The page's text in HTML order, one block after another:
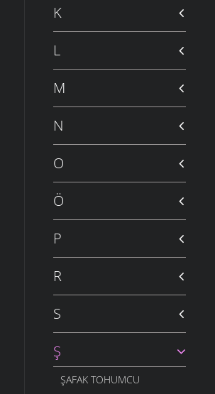
K
L
M
N
O
Ö
P
R
S
Ş
ŞAFAK TOHUMCU